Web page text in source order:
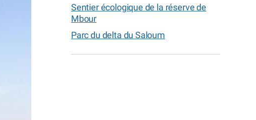
Sentier écologique de la réserve de
Mbour
Parc du delta du Saloum